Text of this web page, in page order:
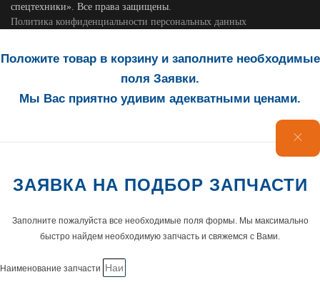
спецтехники». Все права защищены.
Политика конфиденциальности персональных данных
Положите товар в корзину и заполните необходимые
поля Заявки.
Мы Вас приятно удивим адекватными ценами.
ЗАЯВКА НА ПОДБОР ЗАПЧАСТИ
Заполните пожалуйста все необходимые поля формы. Мы максимально
быстро найдем необходимую запчасть и свяжемся с Вами.
Наименование запчасти